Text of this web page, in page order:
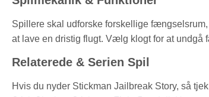
Spillere skal udforske forskellige
at lave en dristig flugt. Vælg klogt for at undgå
Relaterede & Serien Spil
Hvis du nyder Stickman Jailbreak Story, så